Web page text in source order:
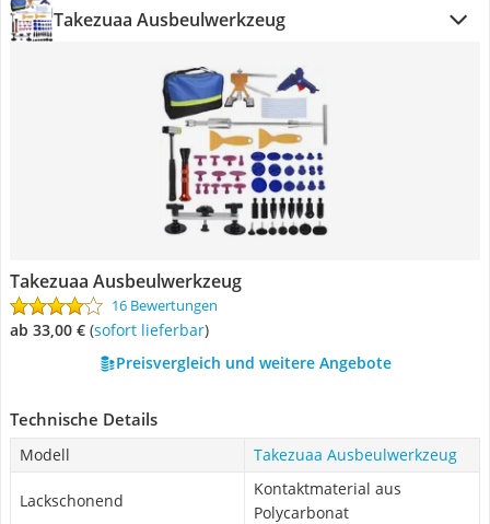
Takezuaa Ausbeulwerkzeug
Takezuaa Ausbeulwerkzeug
16 Bewertungen
ab 33,00 € ( Sofort lieferbar)
Preisvergleich und weitere Angebote
Technische Details
Modell Takezuaa Ausbeulwerkzeug
Lackschonend
Kontaktmaterial aus
Polycarbonat